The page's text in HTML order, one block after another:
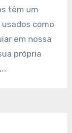
têm um
como
em nossa
própria